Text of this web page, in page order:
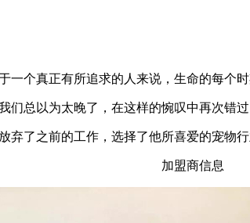
个真正有所追求的人来说，生命的每个时
总以为太晚了，在这样的惋叹中再次错过
了之前的工作，选择了他所喜爱的宠物
加盟商信息